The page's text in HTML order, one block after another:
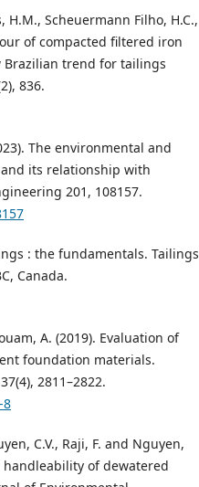
H.M., Scheuermann Filho, H.C.,
of compacted filtered iron
Brazilian trend for tailings
836.
The environmental and
its relationship with
201, 108157.
: the fundamentals. Tailings
Canada.
A. (2019). Evaluation of
foundation materials.
2811–2822.
8
C.V., Raji, F. and Nguyen,
handleability of dewatered